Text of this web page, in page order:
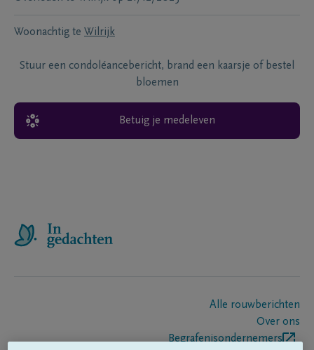
Woonachtig te Wilrijk
Stuur een condoléancebericht, brand een kaarsje of bestel
bloemen
Betuig je medeleven
Alle rouwberichten
Over ons
Begrafenisondernemers